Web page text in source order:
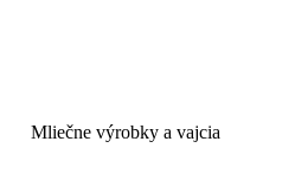
Mliečne výrobky a vajcia